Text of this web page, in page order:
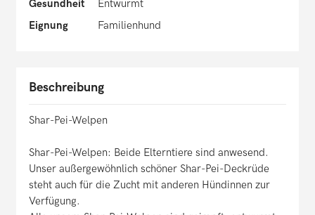
Gesundheit
Entwurmt
Eignung
Familienhund
Beschreibung
Shar-Pei-Welpen
Shar-Pei-Welpen: Beide Elterntiere sind anwesend.
Unser außergewöhnlich schöner Shar-Pei-Deckrüde
steht auch für die Zucht mit anderen Hündinnen zur
Verfügung.